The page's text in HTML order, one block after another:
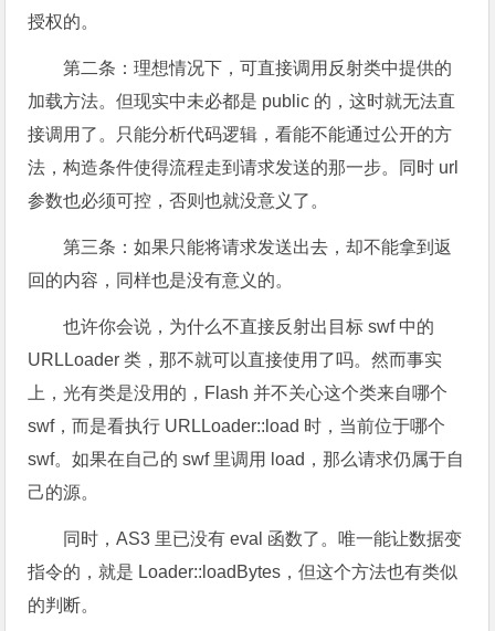
授权的。
第二条：理想情况下，可直接调用反射类中提供的
加载方法。但现实中未必都是 public 的，这时就无法直
接调用了。只能分析代码逻辑，看能不能通过公开的方
法，构造条件使得流程走到请求发送的那一步。同时 url
参数也必须可控，否则也就没意义了。
第三条：如果只能将请求发送出去，却不能拿到返
回的内容，同样也是没有意义的。
也许你会说，为什么不直接反射出目标 swf 中的
URLLoader 类，那不就可以直接使用了吗。然而事实
上，光有类是没用的，Flash 并不关心这个类来自哪个
swf，而是看执行 URLLoader::load 时，当前位于哪个
swf。如果在自己的 swf 里调用 load，那么请求仍属于自
己的源。
同时，AS3 里已没有 eval 函数了。唯一能让数据变
指令的，就是 Loader::loadBytes，但这个方法也有类似
的判断。